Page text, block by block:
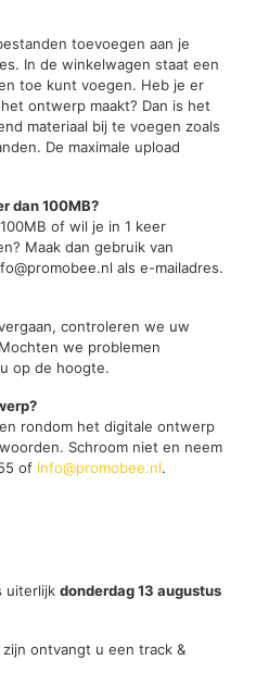
toevoegen aan je
In de winkelwagen staat een
toe kunt voegen. Heb je er
ontwerp maakt? Dan is het
materiaal bij te voegen zoals
De maximale upload
dan 100MB?
of wil je in 1 keer
Maak dan gebruik van
als e-mailadres.
controleren we uw
we problemen
op de hoogte.
rondom het digitale ontwerp
Schroom niet en neem
of info@promobee.nl.
uiterlijk donderdag 13 augustus
ontvangt u een track &